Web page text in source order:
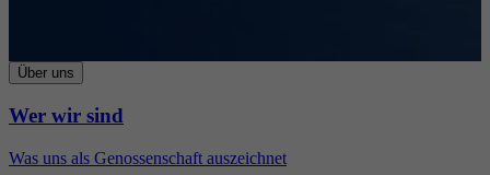
Über uns
Wer wir sind
Was uns als Genossenschaft auszeichnet